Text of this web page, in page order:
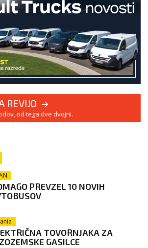
REVIJO
od tega dve dvojni.
PREVZEL 10 NOVIH
TOVORNJAKA ZA
GASILCE